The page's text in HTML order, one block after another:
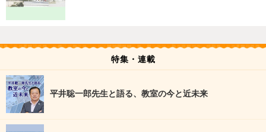
特集・連載
平井聡一郎先生と語る、教室の今と近未来